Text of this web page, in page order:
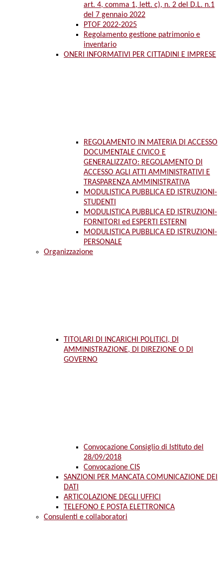
art. 4, comma 1, lett. c), n. 2 del D.L. n.1
del 7 gennaio 2022
PTOF 2022-2025
Regolamento gestione patrimonio e
inventario
ONERI INFORMATIVI PER CITTADINI E IMPRESE
REGOLAMENTO IN MATERIA DI ACCESSO
DOCUMENTALE CIVICO E
GENERALIZZATO: REGOLAMENTO DI
ACCESSO AGLI ATTI AMMINISTRATIVI E
TRASPARENZA AMMINISTRATIVA
MODULISTICA PUBBLICA ED ISTRUZIONI-
STUDENTI
MODULISTICA PUBBLICA ED ISTRUZIONI-
FORNITORI ed ESPERTI ESTERNI
MODULISTICA PUBBLICA ED ISTRUZIONI-
PERSONALE
Organizzazione
TITOLARI DI INCARICHI POLITICI, DI
AMMINISTRAZIONE, DI DIREZIONE O DI
GOVERNO
Convocazione Consiglio di Istituto del
28/09/2018
Convocazione CIS
SANZIONI PER MANCATA COMUNICAZIONE DEI
DATI
ARTICOLAZIONE DEGLI UFFICI
TELEFONO E POSTA ELETTRONICA
Consulenti e collaboratori